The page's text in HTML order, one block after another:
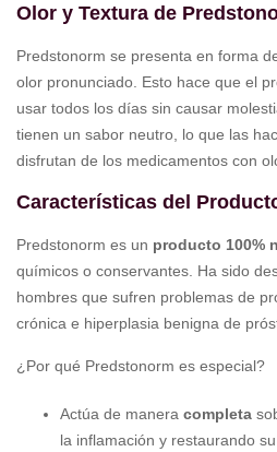
Olor y Textura de
Predstonorm se presenta en forma
olor pronunciado. Esto hace que el
usar todos los días sin causar
tienen un sabor neutro, lo que las
disfrutan de los medicamentos con
Características del
Predstonorm es un producto 100%
químicos o conservantes. Ha sido
hombres que sufren problemas de
crónica e hiperplasia benigna de
¿Por qué Predstonorm es especial?
Actúa de manera completa
la inflamación y restaurando